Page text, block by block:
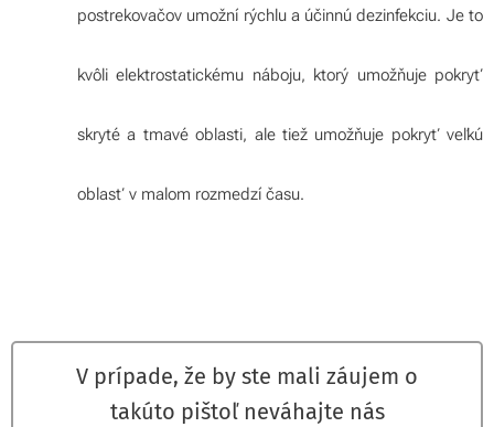
postrekovačov umožní rýchlu a účinnú dezinfekciu. Je to
kvôli elektrostatickému náboju, ktorý umožňuje pokryť
skryté a tmavé oblasti, ale tiež umožňuje pokryť veľkú
oblasť v malom rozmedzí času.
V prípade, že by ste mali záujem o
takúto pištoľ neváhajte nás